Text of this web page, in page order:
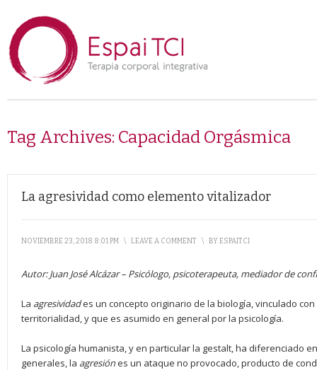
Tag Archives: Capacidad Orgásmica
La agresividad como elemento vitalizador
NOVIEMBRE 23, 2018 8:01 PM \ LEAVE A COMMENT \ BYESPAITCI
Autor:Juan José Alcázar– Psicólogo, psicoterapeuta, mediador de
La agresividades un concepto originario de la biología, vinculado
territorialidad, y que es asumido en general por la psicología.
La psicología humanista, y en particular la gestalt, ha diferenciado
generales, la agresiónes un ataque no provocado, producto de